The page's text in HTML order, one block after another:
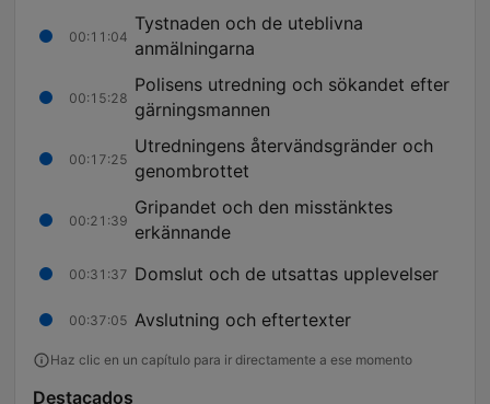
00:11:04
Tystnaden och de uteblivna
anmälningarna
00:15:28
Polisens utredning och sökandet efter
gärningsmannen
00:17:25
Utredningens återvändsgränder och
genombrottet
00:21:39
Gripandet och den misstänktes
erkännande
00:31:37 Domslut och de utsattas upplevelser
00:37:05 Avslutning och eftertexter
Haz clic en un capítulo para ir directamente a ese momento
Destacados